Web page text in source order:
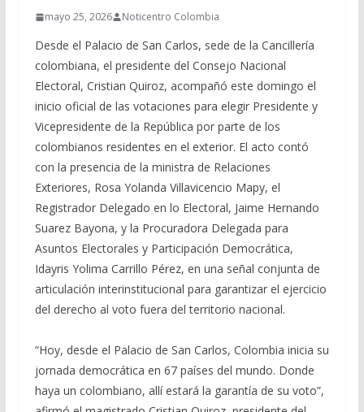
mayo 25, 2026 Noticentro Colombia
Desde el Palacio de San Carlos, sede de la Cancillería
colombiana, el presidente del Consejo Nacional
Electoral, Cristian Quiroz, acompañó este domingo el
inicio oficial de las votaciones para elegir Presidente y
Vicepresidente de la República por parte de los
colombianos residentes en el exterior. El acto contó
con la presencia de la ministra de Relaciones
Exteriores, Rosa Yolanda Villavicencio Mapy, el
Registrador Delegado en lo Electoral, Jaime Hernando
Suarez Bayona, y la Procuradora Delegada para
Asuntos Electorales y Participación Democrática,
Idayris Yolima Carrillo Pérez, en una señal conjunta de
articulación interinstitucional para garantizar el ejercicio
del derecho al voto fuera del territorio nacional.
“Hoy, desde el Palacio de San Carlos, Colombia inicia su
jornada democrática en 67 países del mundo. Donde
haya un colombiano, allí estará la garantía de su voto”,